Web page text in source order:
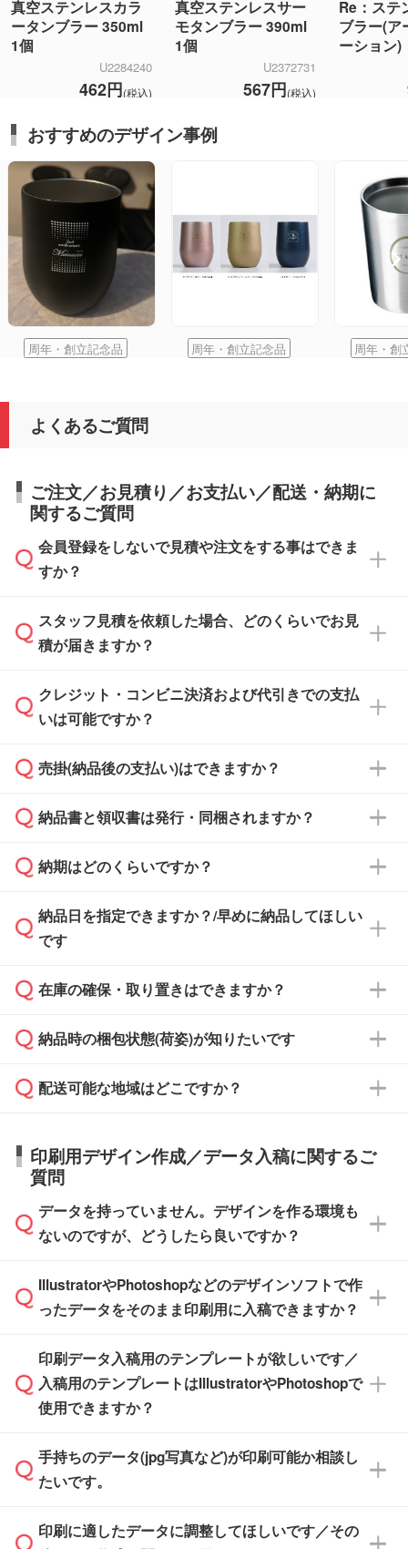
真空ステンレスカラ
ータンブラー 350ml
1個
U2284240
462円(税込)
真空ステンレスサー
モタンブラー 390ml
1個
U2372731
567円(税込)
Re：ステ
ブラー(ア
ーション)
おすすめのデザイン事例
周年・創立記念品 周年・創立記念品 周年・創
よくあるご質問
ご注文／お見積り／お支払い／配送・納期に
関するご質問
会員登録をしないで見積や注文をする事はできま
すか？
可能です。見積・注文フォームにて『ゲストの
まま進む』ボタンからお進みのうえ、ご依頼く
スタッフ見積を依頼した場合、どのくらいでお見
積が届きますか？
通常、翌営業日までにお送りしております。混
雑状況によっては、お時間をいただくこともご
依頼いただいた場合は、翌営業日以降のご連絡
クレジット・コンビニ決済および代引きでの支払
いは可能ですか？
銀行振込のみのご対応となります。
売掛(納品後の支払い)はできますか？
基本的には先入金をお願いしておりますが、自
どの場合は、月末締め翌月末払いに対応可能で
また、卒業・卒園記念品で対策委員会や個人様
校や幼稚園・保育園であれば、同様の条件でご
ご希望の際は担当スタッフまでお気軽にご相談
ください。
納品書と領収書は発行・同梱されますか？
納品書・領収書は ご依頼をいただいた場合の
ず、通常はPDFデータをメール添付でお送りし
ます。
たは注文フォームの『ご注文に関する備考欄』
納期はどのくらいですか？
・印刷する場合(500個程度)
ご入金、イメージ画像の校了から約2週間～2
ご入金確認後、1～2営業日で出荷いたしま
タッフまでお問い合わせください。
ル」に注文予定日をご入力いただくと、おおよ
その締切日や出荷目安をご確認いただけます。
品が決まりましたらお早めのご発注をお願いい
たします。
※土日祝日を除く営業日換算です。
※沖縄・離島は追加日数がかかります。
納品日を指定できますか？/早めに納品してほしい
です
ご希望の納期がある場合は、お問い合わせ・お
い。
応が可能かご案内いたします。
す。>>対象商品はこちら
※最短出荷日は商品によって異なります。各商
品ページにてご確認ください
在庫の確保・取り置きはできますか？
ご入金確認後に在庫を確保し、注文確定のご連
はできかねますので予めご了承ください。
納品時の梱包状態(荷姿)が知りたいです
商品によって異なります。各ページにある商品
す。(白箱、化粧箱、ブリスターパックなど)
【袋入り】 商品がひとつずつ袋に入っていま
す。(透明袋、デザイン袋など)
【個包装なし】 個包装がされていない状態で
※化粧箱から白箱への入れ替えや、オリジナル
箱の作成は原則承っておりません。
配送可能な地域はどこですか？
日本全国へお届けが可能です。なお、海外への
直接納品は行っておりませんので予めご了承く
ださい。
印刷用デザイン作成／データ入稿に関するご
質問
データを持っていません。デザインを作る環境も
ないのですが、どうしたら良いですか？
無料の「デザインシミュレーター」を使えば、
PCやスマホから簡単にデザインを作成できま
ザインソフトがなくても安心です。
また、「データ作成サービス
せいただければ、弊社にて無料でデザインデー
タを1点作成いたします。
IllustratorやPhotoshopなどのデザインソフトで作
ったデータをそのまま印刷用に入稿できますか？
IllustratorやPhotoshop、CLIP STUDIOなどのデ
ザインソフトでこだわりのデザインを作成した
い方は、完全データ入稿
積・ご注文フォームにアップロードしてご入稿
ください。
ご入稿後は経験豊富なスタッフがデータに不備
印刷データ入稿用のテンプレートが欲しいです／
入稿用のテンプレートはIllustratorやPhotoshopで
使用できますか？
一部商品は入稿用テンプレートのご用意があり
ます。各商品ページの『印刷方法・テンプレー
入稿用のテンプレートはPDF形式ですが、
手持ちのデータ(jpg写真など)が印刷可能か相談し
たいです。
印刷に適したデータ・解像度かどうか、担当ス
印刷に適したデータに調整してほしいです／その